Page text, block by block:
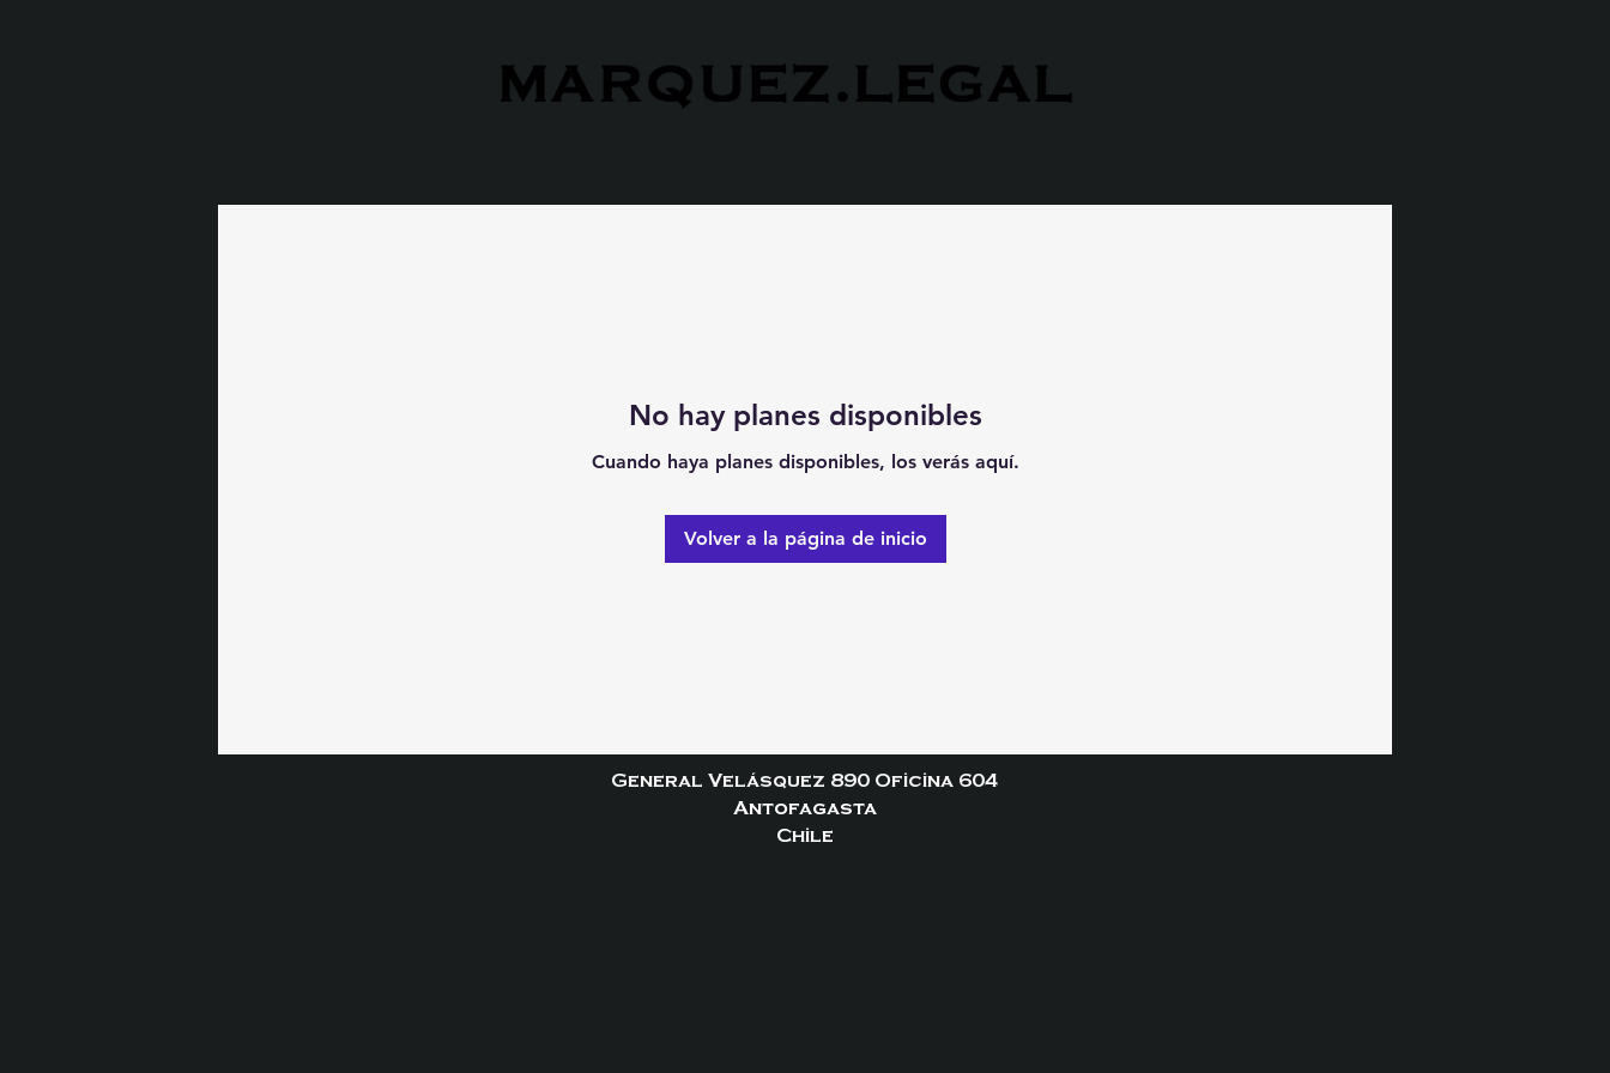
No hay planes disponibles
Cuando haya planes disponibles, los verás aquí.
Volver a la página de inicio
General Velásquez 890 Oficina 604
Antofagasta
Chile